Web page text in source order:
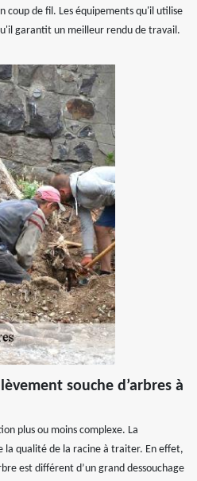
coup de fil. Les équipements qu'il utilise
garantit un meilleur rendu de travail.
souche d’arbres à
plus ou moins complexe. La
la qualité de la racine à traiter. En effet,
est différent d’un grand dessouchage